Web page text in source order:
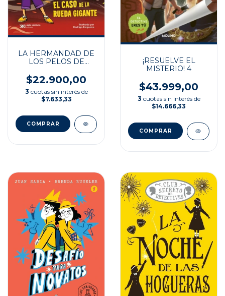
LA HERMANDAD DE
LOS PELOS DE
$22.900,00
3 cuotas sin interés de
$7.633,33
¡RESUELVE EL
MISTERIO! 4
$43.999,00
3 cuotas sin interés de
$14.666,33